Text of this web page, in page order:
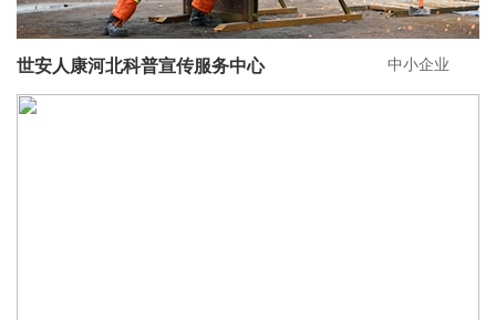
世安人康河北科普宣传服务中心 中小企业